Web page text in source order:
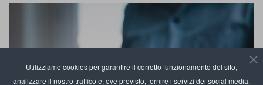
Utilizziamo cookies per garantire il corretto funzionamento del sito,
analizzare il nostro traffico e, ove previsto, fornire i servizi dei social media.